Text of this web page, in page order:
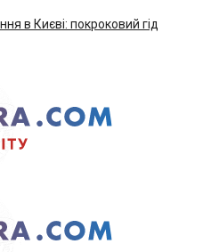
в Києві: покроковий гід